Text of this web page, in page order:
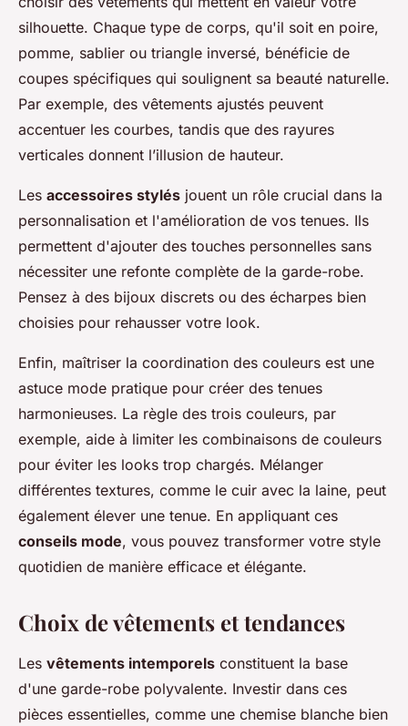
silhouette. Chaque type de corps, qu'il soit en poire,
pomme, sablier ou triangle inversé, bénéficie de
coupes spécifiques qui soulignent sa beauté naturelle.
Par exemple, des vêtements ajustés peuvent
accentuer les courbes, tandis que des rayures
verticales donnent l’illusion de hauteur.
Les accessoires stylés jouent un rôle crucial dans la
personnalisation et l'amélioration de vos tenues. Ils
permettent d'ajouter des touches personnelles sans
nécessiter une refonte complète de la garde-robe.
Pensez à des bijoux discrets ou des écharpes bien
choisies pour rehausser votre look.
Enfin, maîtriser la coordination des couleurs est une
astuce mode pratique pour créer des tenues
harmonieuses. La règle des trois couleurs, par
exemple, aide à limiter les combinaisons de couleurs
pour éviter les looks trop chargés. Mélanger
différentes textures, comme le cuir avec la laine, peut
également élever une tenue. En appliquant ces
conseils mode, vous pouvez transformer votre style
quotidien de manière efficace et élégante.
Choix de vêtements et tendances
Les vêtements intemporels constituent la base
d'une garde-robe polyvalente. Investir dans ces
pièces essentielles, comme une chemise blanche bien